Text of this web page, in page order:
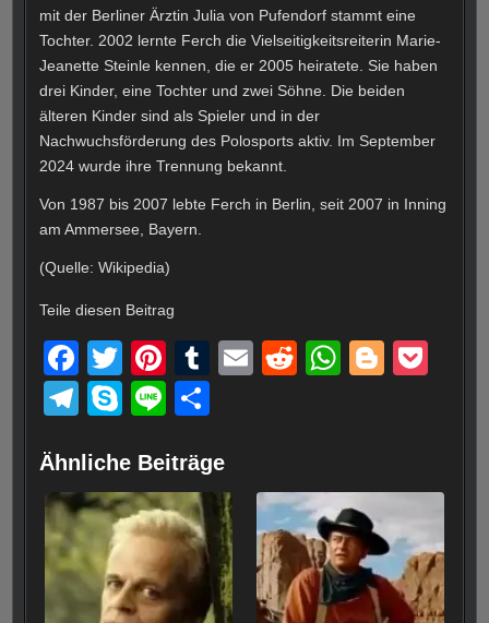
mit der Berliner Ärztin Julia von Pufendorf stammt eine
Tochter. 2002 lernte Ferch die Vielseitigkeitsreiterin Marie-
Jeanette Steinle kennen, die er 2005 heiratete. Sie haben
drei Kinder, eine Tochter und zwei Söhne. Die beiden
älteren Kinder sind als Spieler und in der
Nachwuchsförderung des Polosports aktiv. Im September
2024 wurde ihre Trennung bekannt.
Von 1987 bis 2007 lebte Ferch in Berlin, seit 2007 in Inning
am Ammersee, Bayern.
(Quelle: Wikipedia)
Teile diesen Beitrag
F
a
c
e
b
o
o
k
T
wi
tt
er
Pi
nt
er
e
st
T
bl
r
E
R
t
W
A
p
p
Bl
er
T
e
gr
a
m
S
p
e
Li
e
e
n
Ähnliche Beiträge